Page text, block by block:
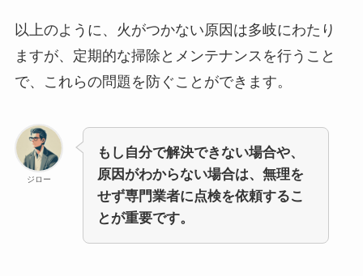
以上のように、火がつかない原因は多岐にわたり
ますが、定期的な掃除とメンテナンスを行うこと
で、これらの問題を防ぐことができます。
ジロー
もし自分で解決できない場合や、
原因がわからない場合は、無理を
せず専門業者に点検を依頼するこ
とが重要です。